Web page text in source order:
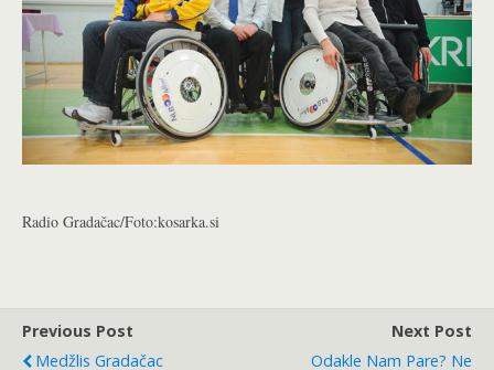
Radio Gradačac/Foto:kosarka.si
Previous Post
Medžlis Gradačac
Next Post
Odakle Nam Pare? Ne